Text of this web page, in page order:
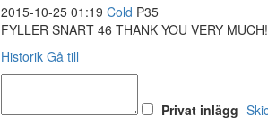
2015-10-25 01:19 Cold P35
FYLLER SNART 46 THANK YOU VERY MUCH!
Historik Gå till
Privat inlägg